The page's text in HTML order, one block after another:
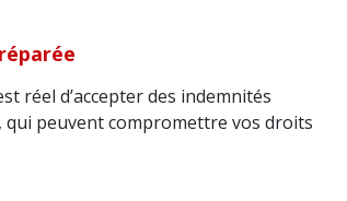
réel d’accepter des indemnités
qui peuvent compromettre vos droits